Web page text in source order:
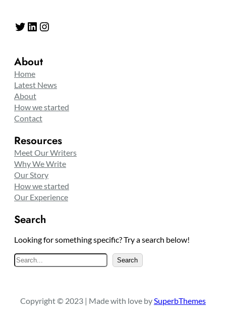
Twitter LinkedIn Instagram
About
Home
Latest News
About
How we started
Contact
Resources
Meet Our Writers
Why We Write
Our Story
How we started
Our Experience
Search
Looking for something specific? Try a search below!
S
e
c
Search
Copyright © 2023 | Made with love bySuperbThemes